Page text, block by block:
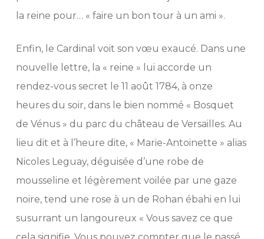
la reine pour… « faire un bon tour à un ami ».
Enfin, le Cardinal voit son vœu exaucé. Dans une
nouvelle lettre, la « reine » lui accorde un
rendez-vous secret le 11 août 1784, à onze
heures du soir, dans le bien nommé « Bosquet
de Vénus » du parc du château de Versailles. Au
lieu dit et à l’heure dite, « Marie-Antoinette » alias
Nicoles Leguay, déguisée d’une robe de
mousseline et légèrement voilée par une gaze
noire, tend une rose à un de Rohan ébahi en lui
susurrant un langoureux « Vous savez ce que